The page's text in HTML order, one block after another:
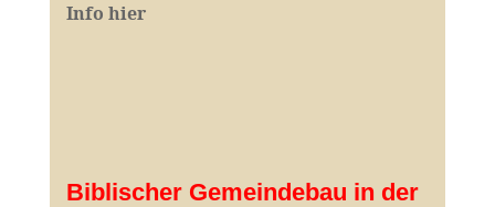
Info hier
Biblischer Gemeindebau in der